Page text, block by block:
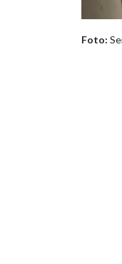
Foto: